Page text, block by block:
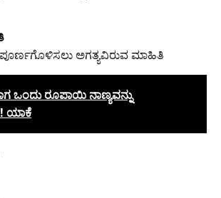
ಅಗತ್ಯವಿರುವ ಮಾಹಿತಿ
ಒಂದು ರೂಪಾಯಿ ನಾಣ್ಯವನ್ನು
ಯಾಕೆ